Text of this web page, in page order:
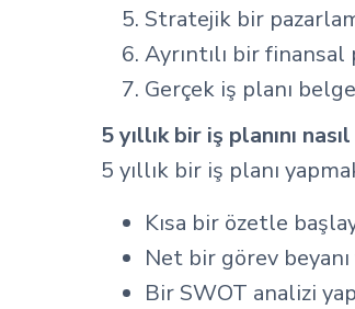
Stratejik bir
Ayrıntılı bir finansal
Gerçek iş planı
5 yıllık bir iş planını
5 yıllık bir iş planı
Kısa bir özetle
Net bir görev beyanı
Bir SWOT analizi